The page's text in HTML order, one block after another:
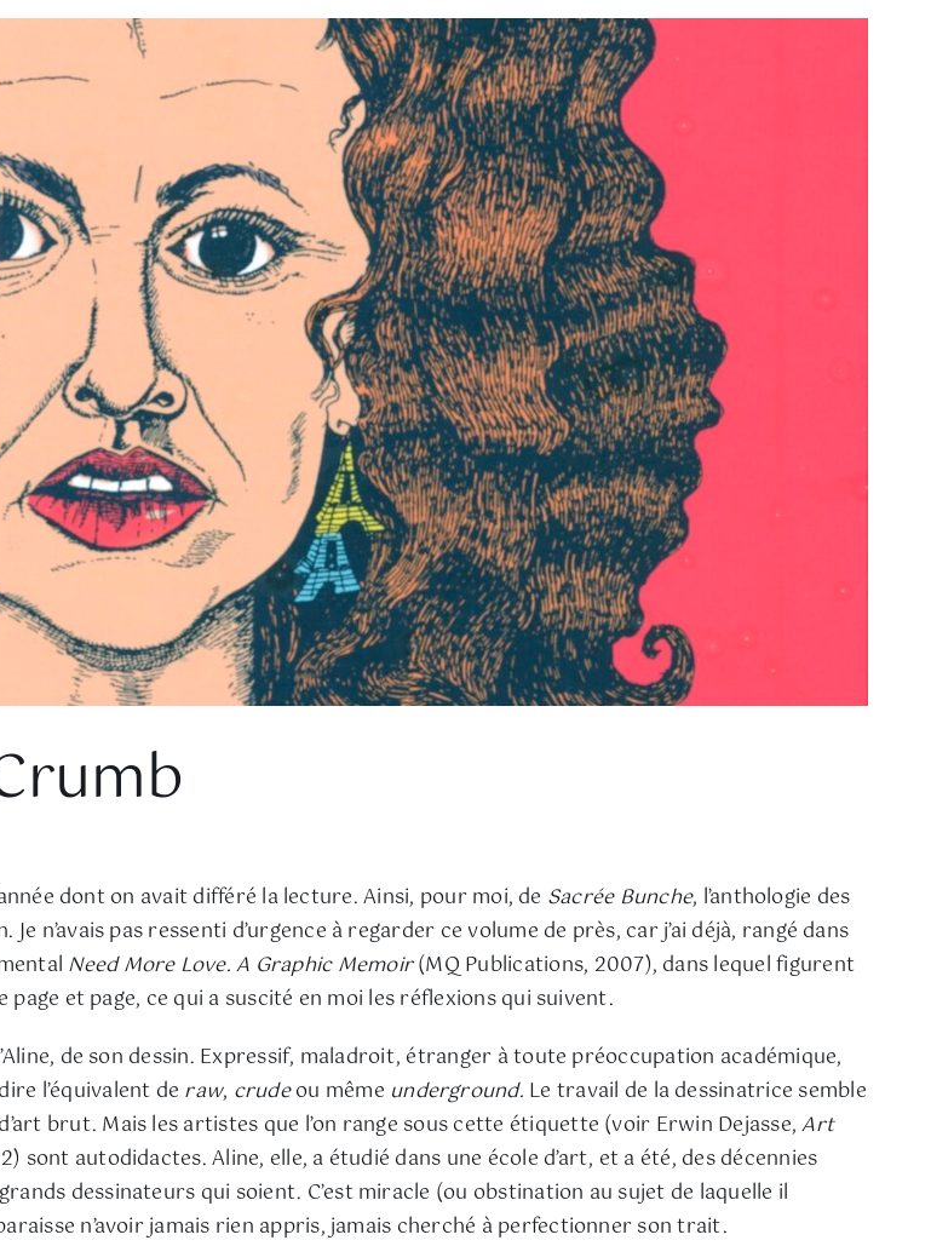
dont on avait différé la lecture. Ainsi, pour moi, de Sacrée Bunche, l’anthologie des
n’avais pas ressenti d’urgence à regarder ce volume de près, car j’ai déjà, rangé dans
Need More Love. A Graphic Memoir(MQ Publications, 2007), dans lequel figurent
et page, ce qui a suscité en moi les réflexions qui suivent.
de son dessin. Expressif, maladroit, étranger à toute préoccupation académique,
l’équivalent de raw, crudeou même underground. Le travail de la dessinatrice semble
brut. Mais les artistes que l’on range sous cette étiquette (voir Erwin Dejasse,Art
sont autodidactes. Aline, elle, a étudié dans une école d’art, et a été, des décennies
dessinateurs qui soient. C’est miracle (ou obstination au sujet de laquelle il
n’avoir jamais rien appris, jamais cherché à perfectionner son trait.